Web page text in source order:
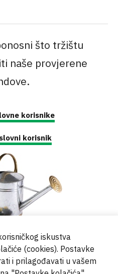
što tržištu
naše provjerene
korisnike
korisnik
iskustva
(cookies). Postavke
i prilagođavati u vašem